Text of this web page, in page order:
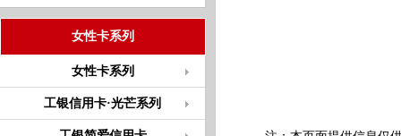
女性卡系列
女性卡系列
工银信用卡·光芒系列